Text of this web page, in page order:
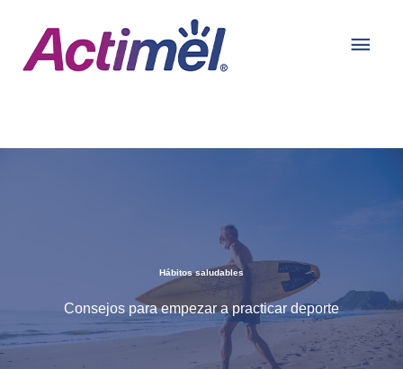
contenido
Hábitos saludables
Consejos para empezar a practicar deporte